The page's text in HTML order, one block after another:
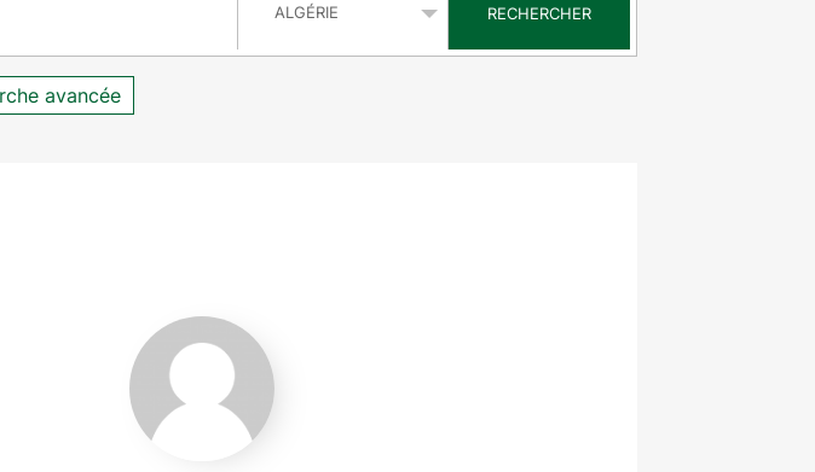
RECHERCHER
avancée
Nadjat
Azizi